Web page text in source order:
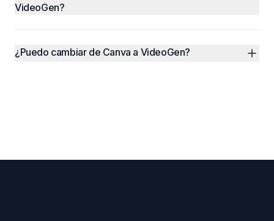
VideoGen?
¿Puedo cambiar de Canva a VideoGen?